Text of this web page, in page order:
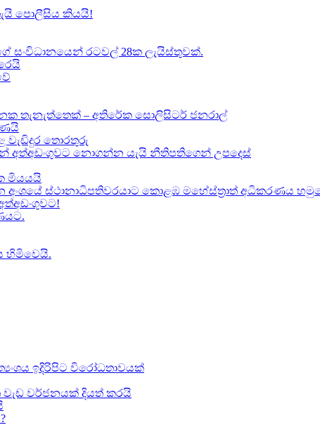
පොලීසිය කියයි!
සංවිධානයෙන් රටවල් 28ක ලැයිස්තුවක්.
තැනැත්තෙක් – අතිරේක සොලිසිටර් ජනරාල්
වැඩිදුර තොරතුරු
අත්අඩංගුවට නොගන්න යැයි නීතිපතිගෙන් උපදෙස්
මියයයි
ස්ථානාධිපතිවරයාට කොළඹ මහේස්ත්‍රාත් අධිකරණය
හිමිවෙයි.
ඉදිරිපිට විරෝධතාවයක්
වැඩ වර්ජනයක් දියත් කරයි